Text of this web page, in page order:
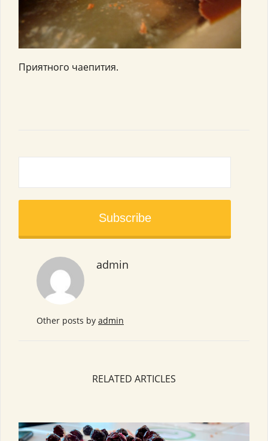
Приятного чаепития.
admin
Other posts by admin
RELATED ARTICLES